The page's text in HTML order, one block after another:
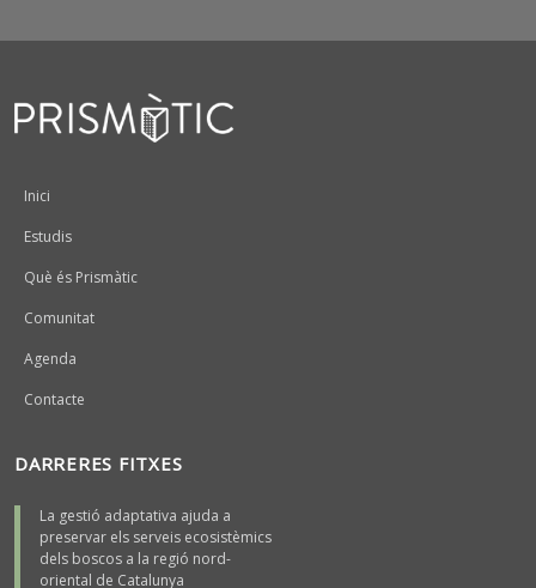
Peu
Inici
Estudis
Què és Prismàtic
Comunitat
Agenda
Contacte
DARRERES FITXES
La gestió adaptativa ajuda a
preservar els serveis ecosistèmics
dels boscos a la regió nord-
oriental de Catalunya